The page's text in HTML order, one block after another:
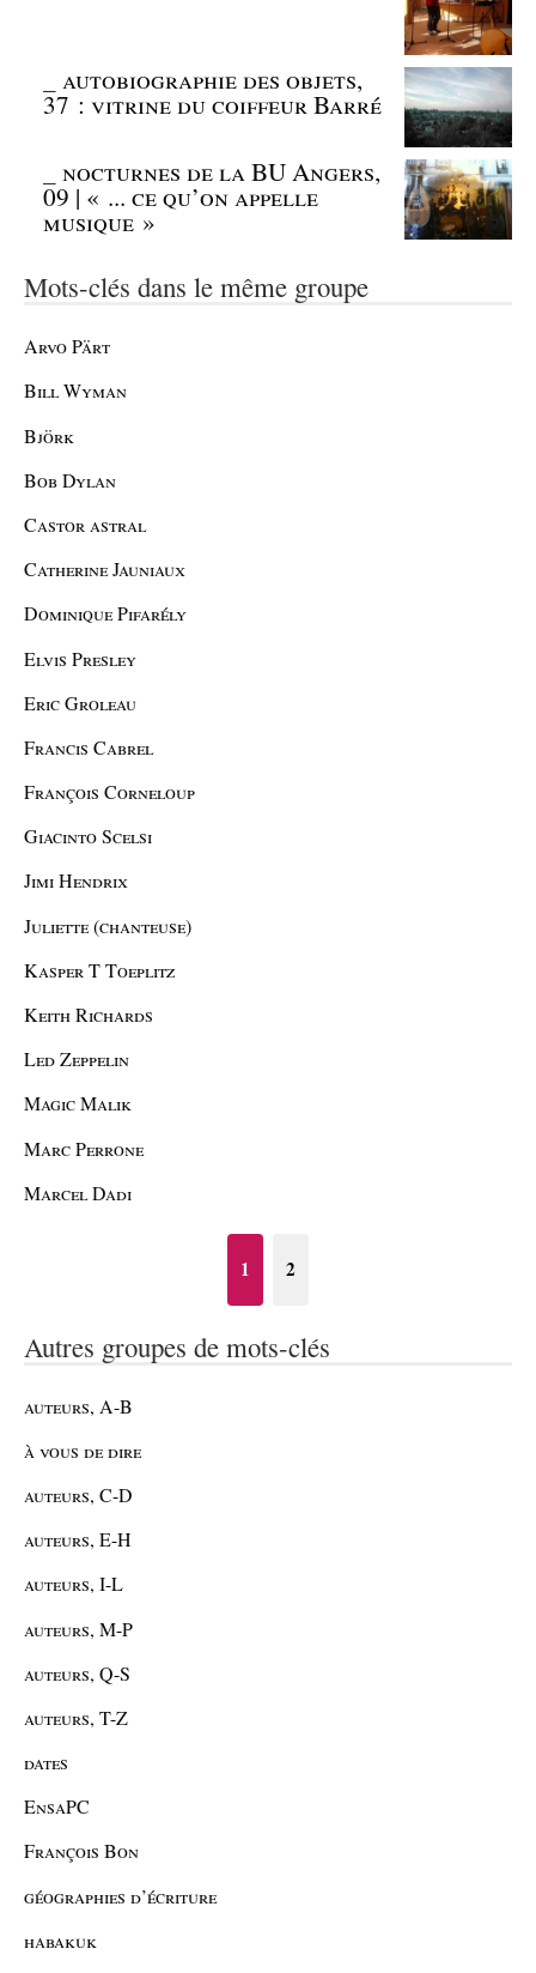
_autobiographie des objets,
37 : vitrine du coiffeur Barré
_nocturnes de la BU Angers,
09 | « ... ce qu’on appelle
musique »
Mots-clés dans le même groupe
Arvo Pärt
Bill Wyman
Björk
Bob Dylan
Castor astral
Catherine Jauniaux
Dominique Pifarély
Elvis Presley
Eric Groleau
Francis Cabrel
François Corneloup
Giacinto Scelsi
Jimi Hendrix
Juliette (chanteuse)
Kasper T Toeplitz
Keith Richards
Led Zeppelin
Magic Malik
Marc Perrone
Marcel Dadi
1 2
Autres groupes de mots-clés
auteurs, A-B
à vous de dire
auteurs, C-D
auteurs, E-H
auteurs, I-L
auteurs, M-P
auteurs, Q-S
auteurs, T-Z
dates
EnsaPC
François Bon
géographies d’écriture
habakuk